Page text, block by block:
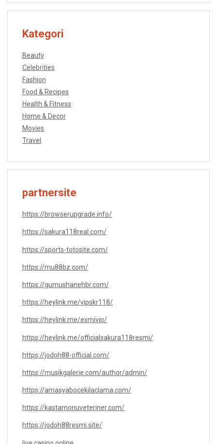
Kategori
Beauty
Celebrities
Fashion
Food & Recipes
Health & Fitness
Home & Decor
Movies
Travel
partnersite
https://browserupgrade.info/
https://sakura118real.com/
https://sports-totosite.com/
https://mu88bz.com/
https://gumushanehbr.com/
https://heylink.me/vipskr118/
https://heylink.me/exmivip/
https://heylink.me/officialsakura118resmi/
https://jodoh88-official.com/
https://musikgalerie.com/author/admin/
https://amasyabocekilaclama.com/
https://kastamonuveteriner.com/
https://jodoh88resmi.site/